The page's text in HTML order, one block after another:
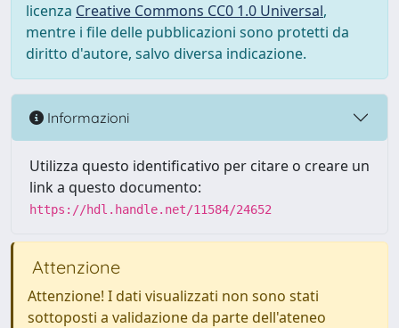
licenza Creative Commons CC0 1.0 Universal,
mentre i file delle pubblicazioni sono protetti da
diritto d'autore, salvo diversa indicazione.
Informazioni
Utilizza questo identificativo per citare o creare un
link a questo documento:
https://hdl.handle.net/11584/24652
Attenzione
Attenzione! I dati visualizzati non sono stati
sottoposti a validazione da parte dell'ateneo